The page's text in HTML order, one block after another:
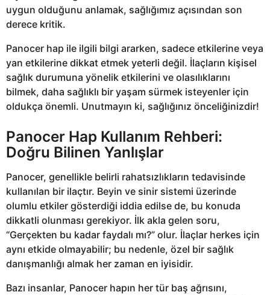
uygun olduğunu anlamak, sağlığımız açısından son
derece kritik.
Panocer hap ile ilgili bilgi ararken, sadece etkilerine veya
yan etkilerine dikkat etmek yeterli değil. İlaçların kişisel
sağlık durumuna yönelik etkilerini ve olasılıklarını
bilmek, daha sağlıklı bir yaşam sürmek isteyenler için
oldukça önemli. Unutmayın ki, sağlığınız önceliğinizdir!
Panocer Hap Kullanım Rehberi:
Doğru Bilinen Yanlışlar
Panocer, genellikle belirli rahatsızlıkların tedavisinde
kullanılan bir ilaçtır. Beyin ve sinir sistemi üzerinde
olumlu etkiler gösterdiği iddia edilse de, bu konuda
dikkatli olunması gerekiyor. İlk akla gelen soru,
“Gerçekten bu kadar faydalı mı?” olur. İlaçlar herkes için
aynı etkide olmayabilir; bu nedenle, özel bir sağlık
danışmanlığı almak her zaman en iyisidir.
Bazı insanlar, Panocer hapın her tür baş ağrısını,